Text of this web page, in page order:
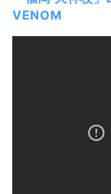
VENOM